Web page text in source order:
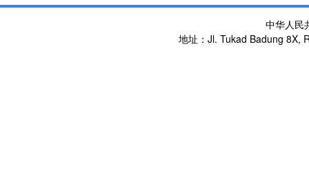
中华人民
地址：Jl. Tukad Badung 8X,